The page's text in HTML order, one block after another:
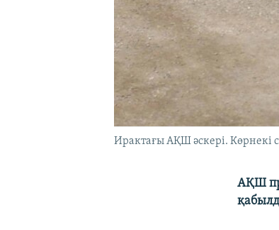
Ирактағы АҚШ әскері. Көрнекі
АҚШ